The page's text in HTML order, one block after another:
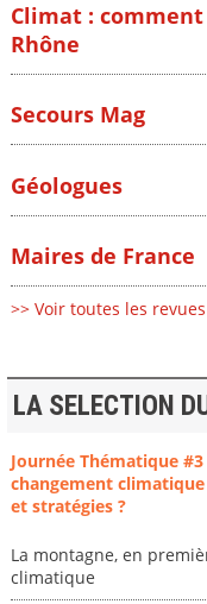
Climat : comment
Rhône
Secours Mag
Géologues
Maires de France
>> Voir toutes les revues
LA SELECTION
Journée Thématique
changement
et stratégies ?
La montagne, en
climatique